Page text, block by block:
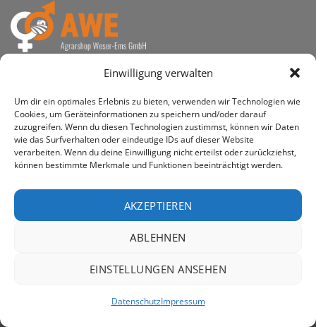
Einwilligung verwalten
Um dir ein optimales Erlebnis zu bieten, verwenden wir Technologien wie
Cookies, um Geräteinformationen zu speichern und/oder darauf
zuzugreifen. Wenn du diesen Technologien zustimmst, können wir Daten
wie das Surfverhalten oder eindeutige IDs auf dieser Website
verarbeiten. Wenn du deine Einwilligung nicht erteilst oder zurückziehst,
können bestimmte Merkmale und Funktionen beeinträchtigt werden.
AKZEPTIEREN
ABLEHNEN
EINSTELLUNGEN ANSEHEN
DatenschutzImpressum
awe ist heute auf vielen Höfen die 1. Adresse, wenn es
PayPal Rechung
AWE - Agrarshop Weser-Ems GmbH